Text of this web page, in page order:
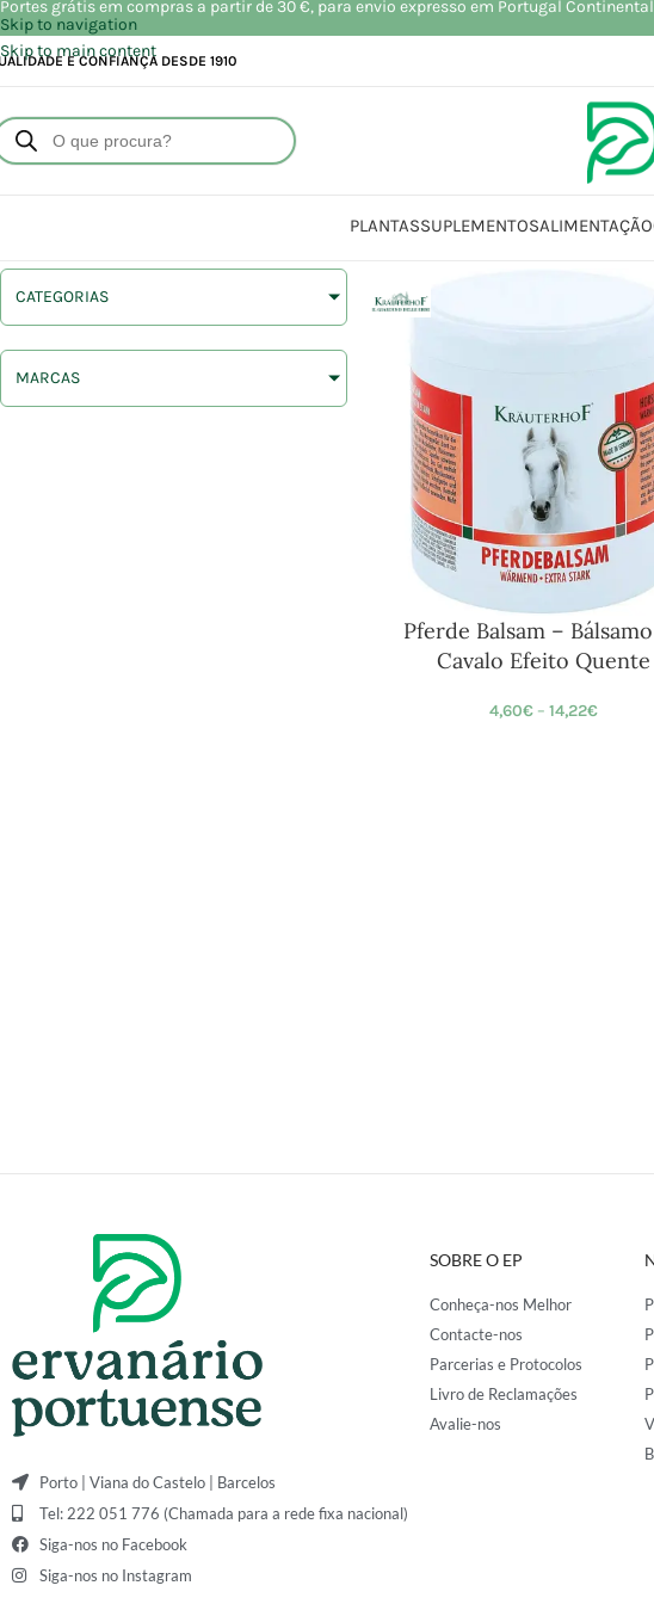
Skip to navigation
Skip to main content
E CONFIANÇA DESDE 1910
PLANTASSUPLEMENTOSALIMENTAÇÃO
CATEGORIAS
MARCAS
Pferde Balsam –
Cavalo Efeito Quente
4,60€ – 14,22€
Porto | Viana do Castelo | Barcelos
Tel: 222 051 776 (Chamada para a rede fixa nacional)
Siga-nos no Facebook
Siga-nos no Instagram
SOBRE O EP
Conheça-nos Melhor
Contacte-nos
Parcerias e Protocolos
Livro de Reclamações
Avalie-nos
Portes grátis em compras a partir de 30 €, para envio expresso em Portugal